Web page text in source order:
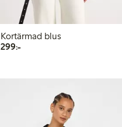
Kortärmad blus
299:-299,00 kr